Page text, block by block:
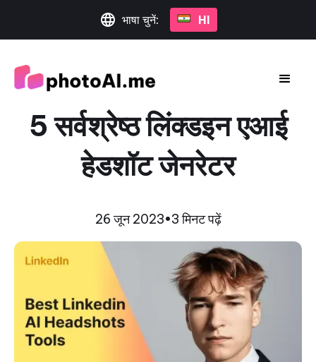
भाषा चुनें: HI
5 सर्वश्रेष्ठ लिंक्डइन एआई
हेडशॉट जेनरेटर
26 जून 2023•3 मिनट पढ़ें